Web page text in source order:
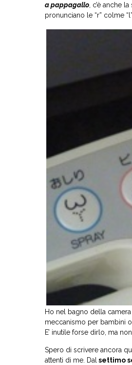
a pappagallo , c’è anche
pronunciano le “r” colme
Ho nel bagno della camera
meccanismo per bambini
E’ inutile forse dirlo, ma
Spero di scrivere ancora
attenti di me. Dal settimo